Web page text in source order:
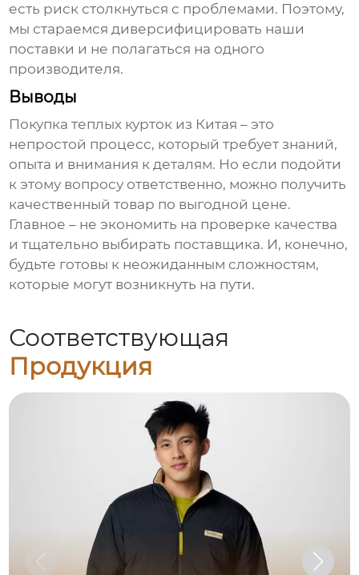
есть риск столкнуться с проблемами. Поэтому,
мы стараемся диверсифицировать наши
поставки и не полагаться на одного
производителя.
Выводы
Покупкатеплых курток из Китая – это
непростой процесс, который требует знаний,
опыта и внимания к деталям. Но если подойти
к этому вопросу ответственно, можно получить
качественный товар по выгодной цене.
Главное – не экономить на проверке качества
и тщательно выбирать поставщика. И, конечно,
будьте готовы к неожиданным сложностям,
которые могут возникнуть на пути.
Соответствующая
Продукция